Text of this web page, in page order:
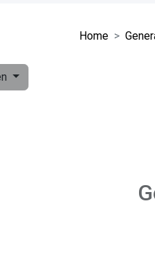
Home